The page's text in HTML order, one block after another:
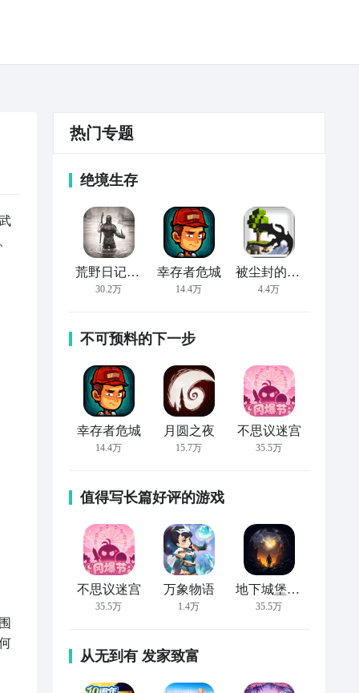
热门专题
绝境生存
荒野日记：孤岛
30.2万
幸存者危城
14.4万
被尘封的故事
4.4万
不可预料的下一步
幸存者危城
14.4万
月圆之夜
15.7万
不思议迷宫
35.5万
值得写长篇好评的游戏
不思议迷宫
35.5万
万象物语
1.4万
地下城堡2:黑暗觉醒
35.5万
从无到有 发家致富